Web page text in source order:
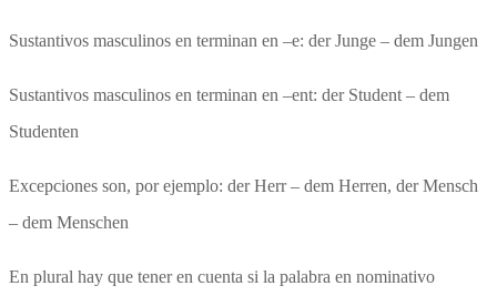
Sustantivos masculinos en terminan en –e: der Junge – dem Jungen
Sustantivos masculinos en terminan en –ent: der Student – dem
Studenten
Excepciones son, por ejemplo: der Herr – dem Herren, der Mensch
– dem Menschen
En plural hay que tener en cuenta si la palabra en nominativo